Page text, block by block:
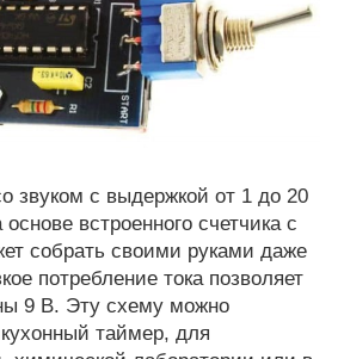
звуком с выдержкой от 1 до 20
встроенного счетчика с
собрать своими руками даже
потребление тока позволяет
9 В. Эту схему можно
кухонный таймер, для